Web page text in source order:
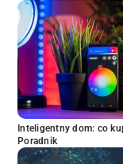
Inteligentny dom: co
Poradnik